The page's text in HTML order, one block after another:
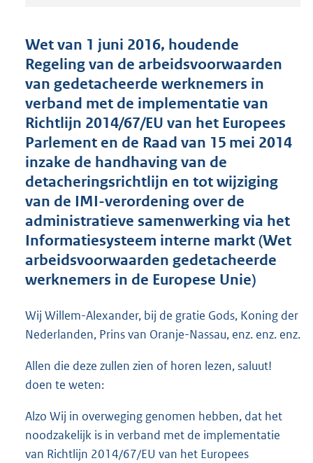
d
s
g
o
o
t
e
:
7
K
b
Wet van 1 juni 2016, houdende
Regeling van de arbeidsvoorwaarden
van gedetacheerde werknemers in
verband met de implementatie van
Richtlijn 2014/67/EU van het Europees
Parlement en de Raad van 15 mei 2014
inzake de handhaving van de
detacheringsrichtlijn en tot wijziging
van de IMI-verordening over de
administratieve samenwerking via het
Informatiesysteem interne markt (Wet
arbeidsvoorwaarden gedetacheerde
werknemers in de Europese Unie)
Wij Willem-Alexander, bij de gratie Gods, Koning der
Nederlanden, Prins van Oranje-Nassau, enz. enz. enz.
Allen die deze zullen zien of horen lezen, saluut!
doen te weten:
Alzo Wij in overweging genomen hebben, dat het
noodzakelijk is in verband met de implementatie
van Richtlijn 2014/67/EU van het Europees